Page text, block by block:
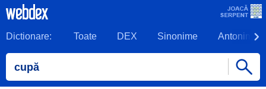
Dictionare: Toate DEX Sinonime Antonime